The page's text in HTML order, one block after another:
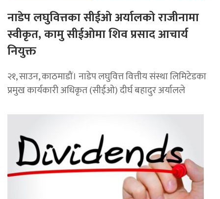
नाडेप लघुवित्तका सीईओ अर्यालको राजीनामा
स्वीकृत, कामु सीईओमा शिव प्रसाद आचार्य
नियुक्त
२१, साउन, काठमाडौं। नाडेप लघुवित्त वित्तीय संस्था लिमिटेडका
प्रमुख कार्यकारी अधिकृत (सीईओ) दीर्घ बहादुर अर्यालले